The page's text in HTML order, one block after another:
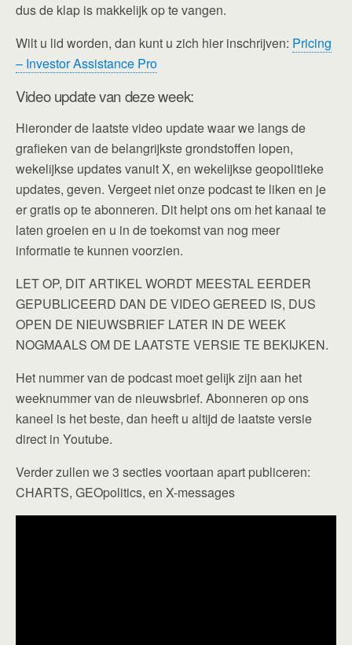
dus de klap is makkelijk op te vangen.
Wilt u lid worden, dan kunt u zich hier inschrijven: Pricing
– Investor Assistance Pro
Video update van deze week:
Hieronder de laatste video update waar we langs de
grafieken van de belangrijkste grondstoffen lopen,
wekelijkse updates vanuit X, en wekelijkse geopolitieke
updates, geven. Vergeet niet onze podcast te liken en je
er gratis op te abonneren. Dit helpt ons om het kanaal te
laten groeien en u in de toekomst van nog meer
informatie te kunnen voorzien.
LET OP, DIT ARTIKEL WORDT MEESTAL EERDER
GEPUBLICEERD DAN DE VIDEO GEREED IS, DUS
OPEN DE NIEUWSBRIEF LATER IN DE WEEK
NOGMAALS OM DE LAATSTE VERSIE TE BEKIJKEN.
Het nummer van de podcast moet gelijk zijn aan het
weeknummer van de nieuwsbrief. Abonneren op ons
kaneel is het beste, dan heeft u altijd de laatste versie
direct in Youtube.
Verder zullen we 3 secties voortaan apart publiceren:
CHARTS, GEOpolitics, en X-messages